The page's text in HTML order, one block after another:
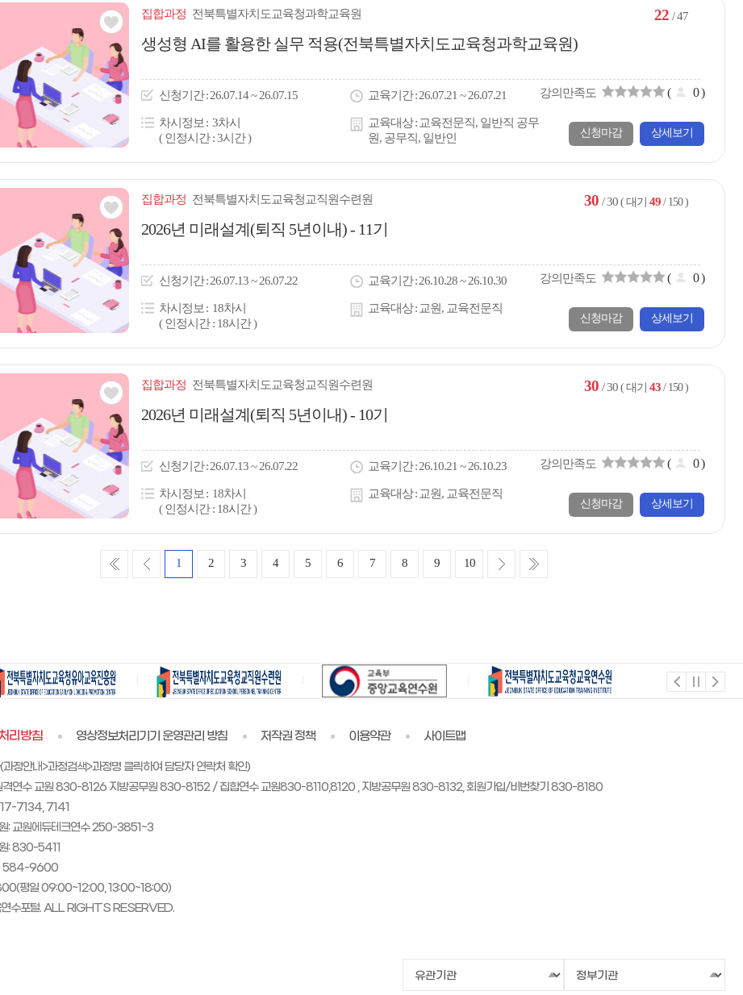
집합과정 전북특별자치도교육청과학교육원
관심
아
이
생성형 AI를 활용한 실무 적용(전북특별자치도교육청과학교육원)
신청기간 26.07.14 ~ 26.07.15 교육기간 26.07.21 ~ 26.07.21
차시정보
3차시
( 인정시간 : 3시간 )
교육대상 교육전문직, 일반직 공무
원, 공무직, 일반인
강의만족도 ( 0)
22 / 47
신청마감 상세보기
집합과정 전북특별자치도교육청교직원수련원
관심
아
이
2026년 미래설계(퇴직 5년이내) - 11기
신청기간 26.07.13 ~ 26.07.22 교육기간 26.10.28 ~ 26.10.30
차시정보
18차시
( 인정시간 : 18시간 )
교육대상 교원, 교육전문직
강의만족도 ( 0)
30 / 30 ( 대기 49 / 150 )
신청마감 상세보기
집합과정 전북특별자치도교육청교직원수련원
관심
아
이
2026년 미래설계(퇴직 5년이내) - 10기
신청기간 26.07.13 ~ 26.07.22 교육기간 26.10.21 ~ 26.10.23
차시정보
18차시
( 인정시간 : 18시간 )
교육대상 교원, 교육전문직
강의만족도 ( 0)
30 / 30 ( 대기 43 / 150 )
신청마감 상세보기
처
이
1 2 3 4 5 6 7 8 9 10
다
마
리방침 영상정보처리기기 운영관리 방침 저작권 정책 이용약관 사이트맵
정안내>과정검색>과정명 클릭하여 담당자 연락처 확인)
격연수 교원 830-8126 지방공무원 830-8152 / 집합연수 교원830-8110,8120 , 지방공무원 830-8132, 회원가입/비번찾기 830-8180
7134, 7141
: 교원에듀테크연수 250-3851~3
: 830-5411
: 584-9600
평일 09:00~12:00, 13:00~18:00)
수포털. ALL RIGHTS RESERVED.